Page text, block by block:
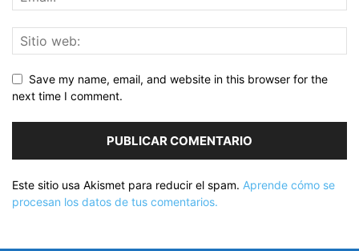
Save my name, email, and website in this browser for the
next time I comment.
Este sitio usa Akismet para reducir el spam. Aprende cómo se
procesan los datos de tus comentarios.